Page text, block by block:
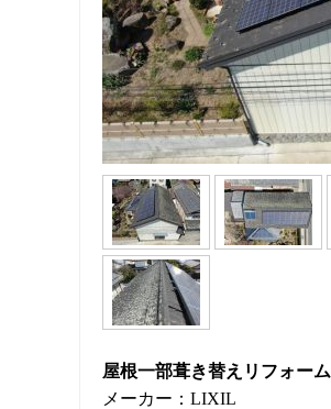
屋根一部葺き替えリフォーム
メーカー：LIXIL